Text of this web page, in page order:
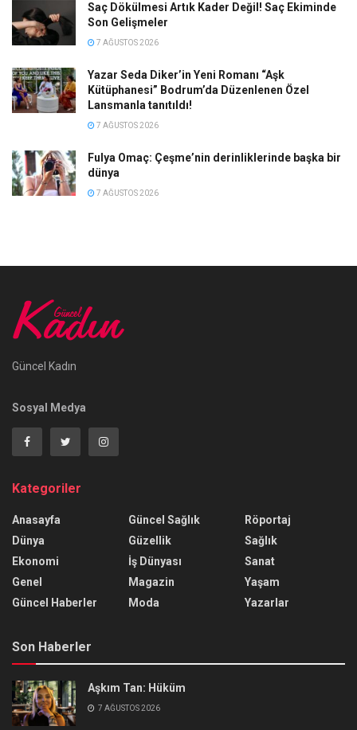
Saç Dökülmesi Artık Kader Değil! Saç Ekiminde
Son Gelişmeler
7 AĞUSTOS 2026
Yazar Seda Diker’in Yeni Romanı “Aşk
Kütüphanesi” Bodrum’da Düzenlenen Özel
Lansmanla tanıtıldı!
7 AĞUSTOS 2026
Fulya Omaç: Çeşme’nin derinliklerinde başka bir
dünya
7 AĞUSTOS 2026
Güncel Kadın
Sosyal Medya
Kategoriler
Anasayfa
Dünya
Ekonomi
Genel
Güncel Haberler
Güncel Sağlık
Güzellik
İş Dünyası
Magazin
Moda
Röportaj
Sağlık
Sanat
Yaşam
Yazarlar
Son Haberler
Aşkım Tan: Hüküm
7 AĞUSTOS 2026